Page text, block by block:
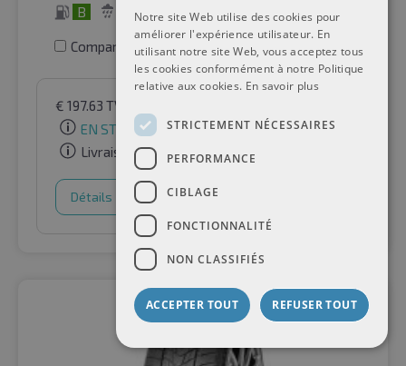
B 72 dB
Comparer les pneus
€ 197.63 TVA incluse
EN STOCK
Livraison gratuite
Détails Panier d'achat
Notre site Web utilise des cookies pour
améliorer l'expérience utilisateur. En
utilisant notre site Web, vous acceptez tous
les cookies conformément à notre Politique
relative aux cookies. En savoir plus
STRICTEMENT NÉCESSAIRES
PERFORMANCE
CIBLAGE
FONCTIONNALITÉ
NON CLASSIFIÉS
ACCEPTER TOUT REFUSER TOUT